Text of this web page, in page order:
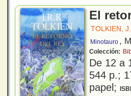
El
TOLKIEN,
Minotauro ,
Colección:
De 12 a
544 p.;
papel;